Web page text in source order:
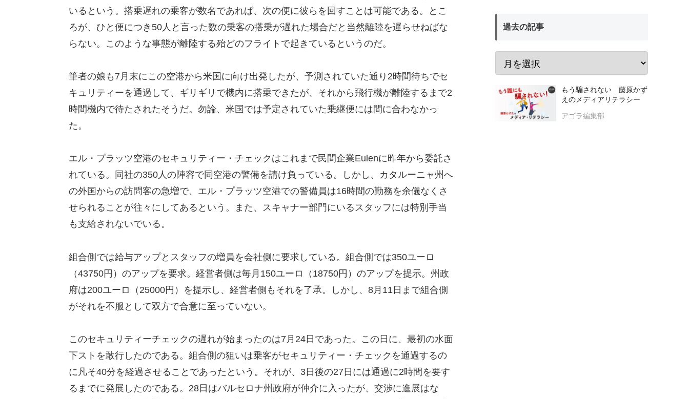
いるという。搭乗遅れの乗客が数名であれば、次の便に彼らを回すことは可能である。とこ
ろが、ひと便につき50人と言った数の乗客の搭乗が遅れた場合だと当然離陸を遅らせねばな
らない。このような事態が離陸する殆どのフライトで起きているというのだ。
筆者の娘も7月末にこの空港から米国に向け出発したが、予測されていた通り2時間待ちでセ
キュリティーを通過して、ギリギリで機内に搭乗できたが、それから飛行機が離陸するまで2
時間機内で待たされたそうだ。勿論、米国では予定されていた乗継便には間に合わなかっ
た。
エル・プラッツ空港のセキュリティー・チェックはこれまで民間企業Eulenに昨年から委託さ
れている。同社の350人の陣容で同空港の警備を請け負っている。しかし、カタルーニャ州へ
の外国からの訪問客の急増で、エル・プラッツ空港での警備員は16時間の勤務を余儀なくさ
せられることが往々にしてあるという。また、スキャナー部門にいるスタッフには特別手当
も支給されないでいる。
組合側では給与アップとスタッフの増員を会社側に要求している。組合側では350ユーロ
（43750円）のアップを要求。経営者側は毎月150ユーロ（18750円）のアップを提示。州政
府は200ユーロ（25000円）を提示し、経営者側もそれを了承。しかし、8月11日まで組合側
がそれを不服として双方で合意に至っていない。
このセキュリティーチェックの遅れが始まったのは7月24日であった。この日に、最初の水面
下ストを敢行したのである。組合側の狙いは乗客がセキュリティー・チェックを通過するの
に凡そ40分を経過させることであったという。それが、3日後の27日には通過に2時間を要す
るまでに発展したのである。28日はバルセロナ州政府が仲介に入ったが、交渉に進展はな
過去の記事
もう騙されない 藤原かず
えのメディアリテラシー
アゴラ編集部